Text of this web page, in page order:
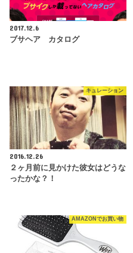
2017.12.6
ブサヘア カタログ
キュレーション
2016.12.26
２ヶ月前に見かけた彼女はどうな
ったかな？！
AMAZONでお買い物